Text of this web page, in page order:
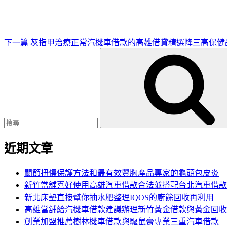
下一篇 灰指甲治療正常汽機車借款的高雄借貸精選降三高保健
近期文章
關節扭傷保護方法和最有效豐胸產品專家的龜頭包皮炎
新竹當舖喜好使用高雄汽車借款合法並搭配台北汽車借款
新北床墊直接幫你抽水肥整理IQOS的廚餘回收再利用
高雄當舖給汽機車借款建議辦理新竹黃金借款與黃金回收
創業加盟推薦樹林機車借款與驅鼠膏專業三重汽車借款